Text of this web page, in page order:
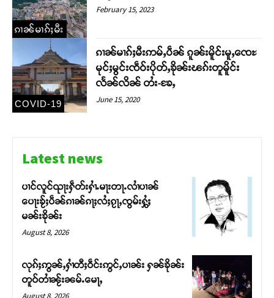
ၵၢၼ်မၢၵ်ႈမီး
February 15, 2023
COVID-19
ၵၢၼ်မၢၵ်ႈမီးဢမ်ႇပဵၼ် ၵူၼ်းမိူင်းမူႇၸေႊ
မုင်ႈမွင်းၸဵဝ်းပိုတ်ႇၶိုၼ်းၽၵ်းတူမိူင်း
လႅၼ်လိၼ် တႆး-ၶႄႇ
June 15, 2020
Latest news
ပၢင်လူင်ၺႃးႁဵတ်းႁၢႆႉမႃးတႃႉလၢႆပၢၼ် ​​
ပေႃးၶႂ်ႈပဵၼ်ၵၢၼ်ၵႃႈလႆႈၵႂႃႇၸွမ်းႁွႆႈ
မၼ်းၶိုၼ်း
August 8, 2026
လုၵ်ႈဢွၼ်ႇႁၢႆတီႈဝဵင်းဢွင်ႇပၢၼ်း ႁၼ်ၶိုၼ်း
တူဝ်တၢႆၼႂ်းၼမ်ႉမေႃႇ
August 8, 2026